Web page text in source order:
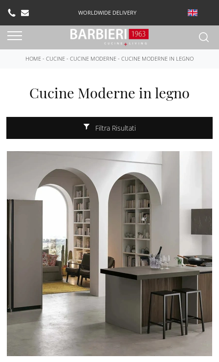
WORLDWIDE DELIVERY
HOME - CUCINE - CUCINE MODERNE - CUCINE MODERNE IN LEGNO
Cucine Moderne in legno
Filtra Risultati